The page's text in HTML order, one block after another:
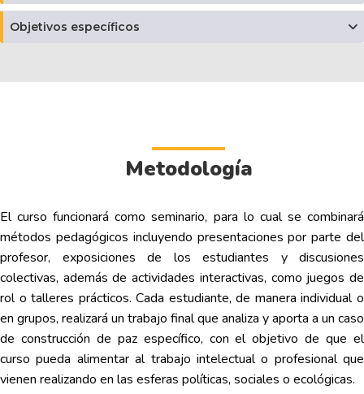
Objetivos específicos
Metodología
El curso funcionará como seminario, para lo cual se combinará
métodos pedagógicos incluyendo presentaciones por parte del
profesor, exposiciones de los estudiantes y discusiones
colectivas, además de actividades interactivas, como juegos de
rol o talleres prácticos. Cada estudiante, de manera individual o
en grupos, realizará un trabajo final que analiza y aporta a un caso
de construcción de paz específico, con el objetivo de que el
curso pueda alimentar al trabajo intelectual o profesional que
vienen realizando en las esferas políticas, sociales o ecológicas.